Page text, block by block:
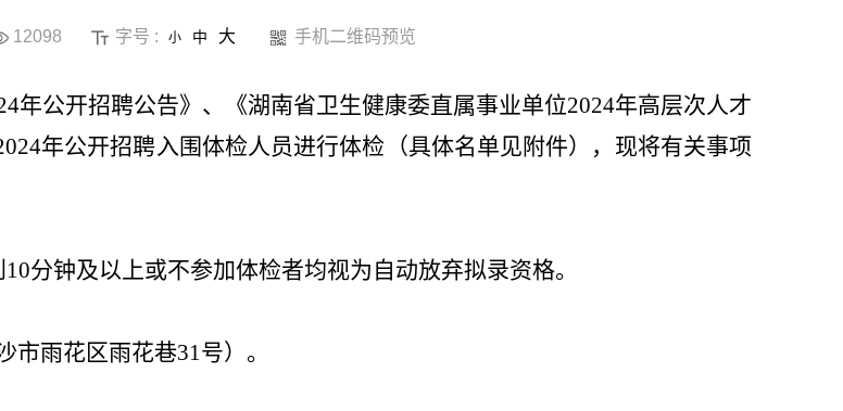
12098 字号 : 小 中 大 手机二维码预览
4年公开招聘公告》 、《湖南省卫生健康委直属事业单位2024年高层次人才
4年公开招聘入围体检人员进行体检（具体名单见附件），现将有关事项
分钟及以上或不参加体检者均视为自动放弃拟录资格。
市雨花区雨花巷31号）。